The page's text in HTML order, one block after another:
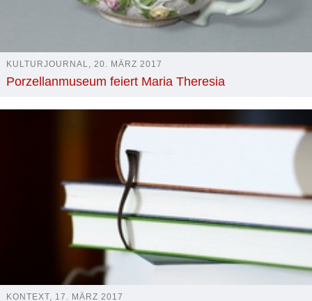
KULTURJOURNAL, 20. MÄRZ 2017
Porzellanmuseum feiert Maria Theresia
KONTEXT, 17. MÄRZ 2017